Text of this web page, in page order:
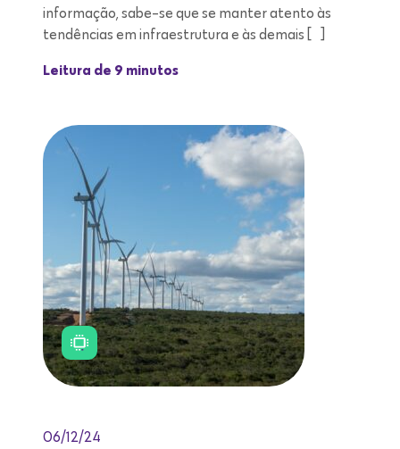
informação, sabe-se que se manter atento às
tendências em infraestrutura e às demais […]
Leitura de 9 minutos
06/12/24